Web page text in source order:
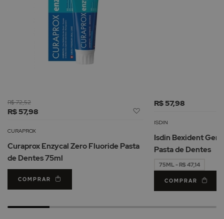
R$ 57,98
R$ 72,52
Adicionar
Desejos
CURAPROX
Curaprox Enzycal Zero Fluoride Pasta
de Dentes 75ml
COMPRAR
R$ 57,98
ISDIN
Isdin Bexident
Pasta de Dentes
75ML - R$ 47,14
COMPRAR